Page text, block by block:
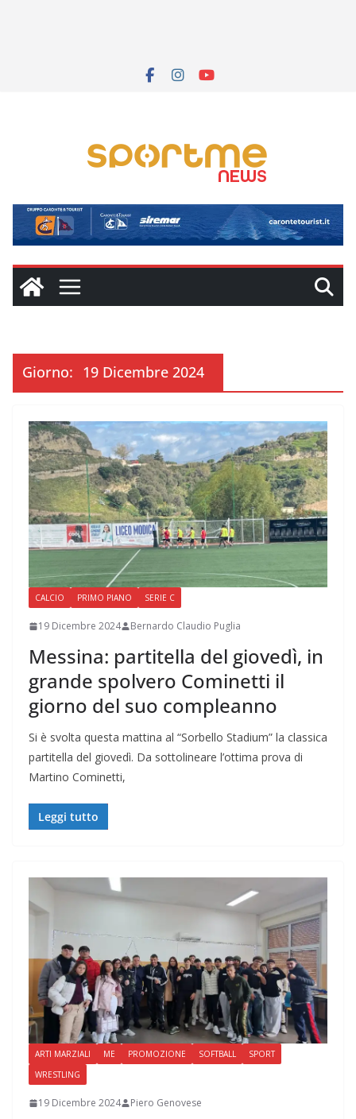
Giorno: 19 Dicembre 2024
CALCIO PRIMO PIANO SERIE C
19 Dicembre 2024 Bernardo Claudio Puglia
Messina: partitella del giovedì, in
grande spolvero Cominetti il
giorno del suo compleanno
Si è svolta questa mattina al “Sorbello Stadium” la classica
partitella del giovedì. Da sottolineare l’ottima prova di
Martino Cominetti,
Leggi tutto
ARTI MARZIALI ME PROMOZIONE SOFTBALL
SPORT
WRESTLING
19 Dicembre 2024 Piero Genovese